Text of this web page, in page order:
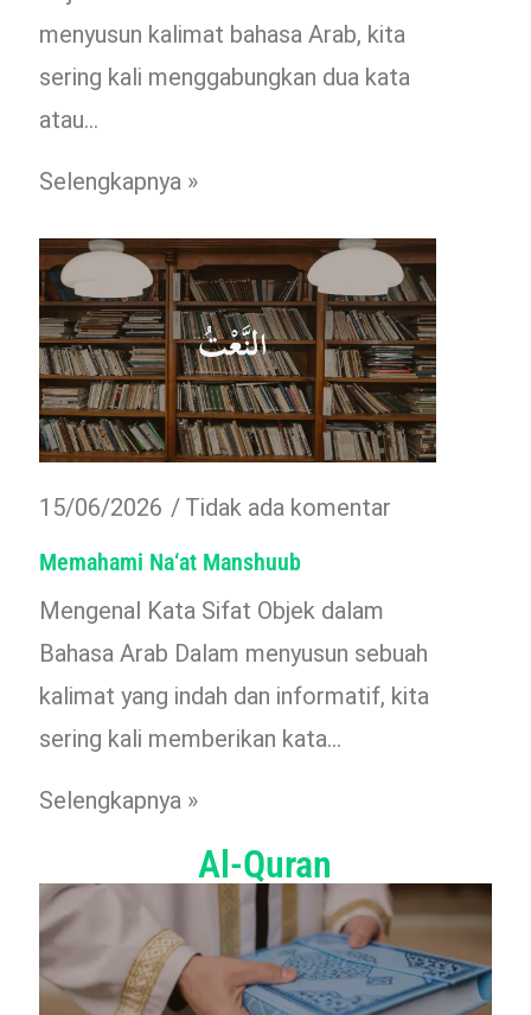
menyusun kalimat bahasa Arab, kita
sering kali menggabungkan dua kata
atau…
Selengkapnya »
15/06/2026
Tidak ada komentar
Memahami Na‘at Manshuub
Mengenal Kata Sifat Objek dalam
Bahasa Arab Dalam menyusun sebuah
kalimat yang indah dan informatif, kita
sering kali memberikan kata…
Selengkapnya »
Al-Quran